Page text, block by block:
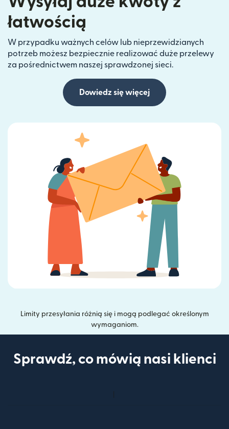
łatwością
W przypadku ważnych celów lub nieprzewidzianych
potrzeb możesz bezpiecznie realizować duże przelewy
za pośrednictwem naszej sprawdzonej sieci.
Dowiedz się więcej
Limity przesyłania różnią się i mogą podlegać określonym
wymaganiom.
Sprawdź, co mówią nasi klienci